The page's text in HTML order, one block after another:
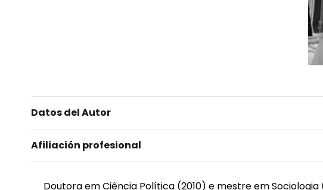
Datos del Autor
Afiliación profesional
Doutora em Ciência Política (2010) e mestre em